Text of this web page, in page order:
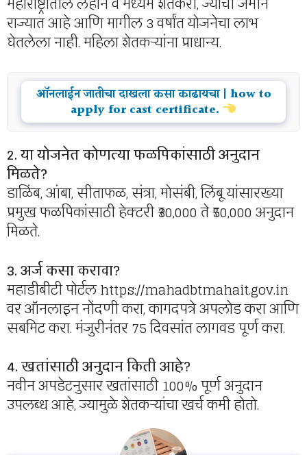
राज्यात आहे आणि मागील 3 वर्षांत योजनेचा लाभ
घेतलेला नाही. महिला शेतकऱ्यांना प्राधान्य.
ऑनलाईन जातीचा दाखला कसा काढायचा | how to
apply for cast certificate.
2. या योजनेत कोणत्या फळपिकांसाठी अनुदान
मिळते?
डाळिंब, आंबा, सीताफळ, संत्रा, मोसंबी, लिंबू यांसारख्या
प्रमुख फळपिकांसाठी हेक्टरी ₹30,000 ते ₹50,000 अनुदान
मिळते.
3. अर्ज कसा करावा?
महाडीबीटी पोर्टल https://mahadbtmahait.gov.in
वर ऑनलाइन नोंदणी करा, कागदपत्रे अपलोड करा आणि
सबमिट करा. मंजुरीनंतर 75 दिवसांत लागवड पूर्ण करा.
4. खतांसाठी अनुदान किती आहे?
नवीन अपडेटनुसार खतांसाठी 100% पूर्ण अनुदान
उपलब्ध आहे, ज्यामुळे शेतकऱ्यांचा खर्च कमी होतो.